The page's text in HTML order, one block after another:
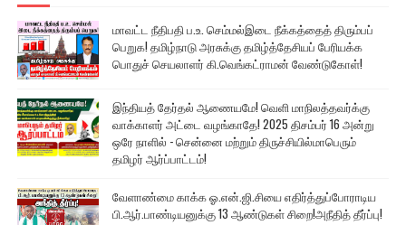
மாவட்ட நீதிபதி ப.உ. செம்மல்இடை நீக்கத்தைத் திரும்பப்
பெறுக! தமிழ்நாடு அரசுக்கு தமிழ்த்தேசியப் பேரியக்க
பொதுச் செயலாளர் கி.வெங்கட்ராமன் வேண்டுகோள்!
இந்தியத் தேர்தல் ஆணையமே! வெளி மாநிலத்தவர்க்கு
வாக்காளர் அட்டை வழங்காதே! 2025 திசம்பர் 16 அன்று
ஒரே நாளில் - சென்னை மற்றும் திருச்சியில்மாபெரும்
தமிழர் ஆர்ப்பாட்டம்!
வேளாண்மை காக்க ஓ.என்.ஜி.சியை எதிர்த்துப்போராடிய
பி.ஆர்.பாண்டியனுக்கு 13 ஆண்டுகள் சிறை!அநீதித் தீர்ப்பு!